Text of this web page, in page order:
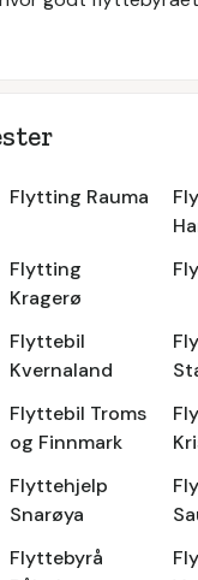
Flytting Rauma
Flytting
Kragerø
Flyttebil
Kvernaland
Flyttebil Troms
og Finnmark
Flyttehjelp
Snarøya
Flyttebyrå